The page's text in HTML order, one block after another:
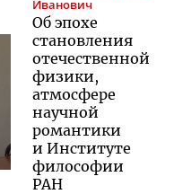
Иванович
Об эпохе
становления
отечественной
физики,
атмосфере
научной
романтики
и Институте
философии
РАН